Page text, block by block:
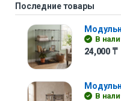
Последние товары
В
24,000 ₸
В